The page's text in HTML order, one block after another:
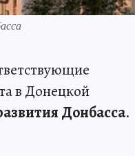
в Донецкой
Донбасса.